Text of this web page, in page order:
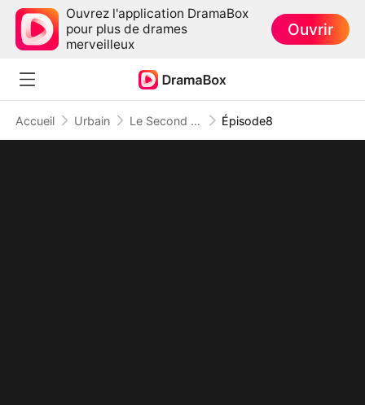
Ouvrez l'application DramaBox
pour plus de drames
merveilleux
Ouvrir
Accueil Urbain Le Second Mariage du Magnat Incognito Épisode8